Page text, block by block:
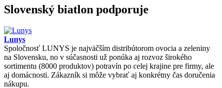
Slovenský biatlon podporuje
Lunys
Spoločnosť LUNYS je najväčším distribútorom ovocia a zeleniny
na Slovensku, no v súčasnosti už ponúka aj rozvoz širokého
sortimentu (8000 produktov) potravín po celej krajine pre firmy, ale
aj domácnosti. Zákazník si môže vybrať aj konkrétny čas doručenia
nákupu.